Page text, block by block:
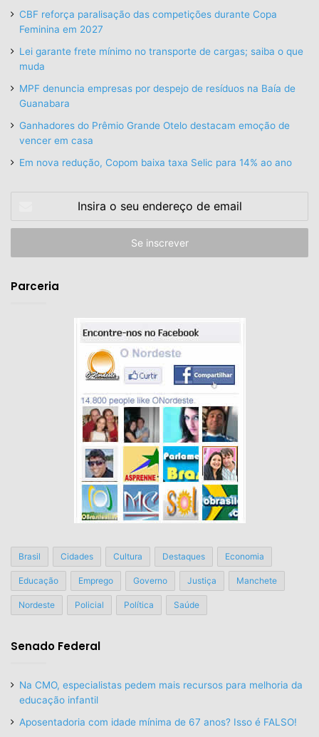
CBF reforça paralisação das competições durante Copa
Feminina em 2027
Lei garante frete mínimo no transporte de cargas; saiba o que
muda
MPF denuncia empresas por despejo de resíduos na Baía de
Guanabara
Ganhadores do Prêmio Grande Otelo destacam emoção de
vencer em casa
Em nova redução, Copom baixa taxa Selic para 14% ao ano
seu
de
Parceria
Brasil Cidades Cultura Destaques Economia
Educação Emprego Governo Justiça Manchete
Nordeste Policial Política Saúde
Senado Federal
Na CMO, especialistas pedem mais recursos para melhoria da
educação infantil
Aposentadoria com idade mínima de 67 anos? Isso é FALSO!